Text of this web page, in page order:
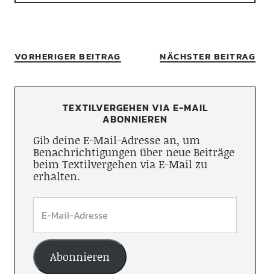
VORHERIGER BEITRAG NÄCHSTER BEITRAG
TEXTILVERGEHEN VIA E-MAIL
ABONNIEREN
Gib deine E-Mail-Adresse an, um
Benachrichtigungen über neue Beiträge
beim Textilvergehen via E-Mail zu
erhalten.
Abonnieren